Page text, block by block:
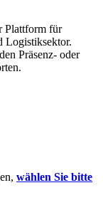
Plattform für
Logistiksektor.
Präsenz- oder
wählen Sie bitte